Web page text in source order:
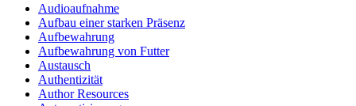
Audioaufnahme
Aufbau einer starken Präsenz
Aufbewahrung
Aufbewahrung von Futter
Austausch
Authentizität
Author Resources